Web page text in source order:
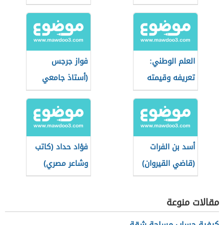
العلم الوطني:
تعريفه وقيمته
المعنوية
فواز جرجس
(أستاذ جامعي
لبناني)
أسد بن الفرات
(قاضي القيروان)
فؤاد حداد (كاتب
وشاعر مصري)
مقالات منوعة